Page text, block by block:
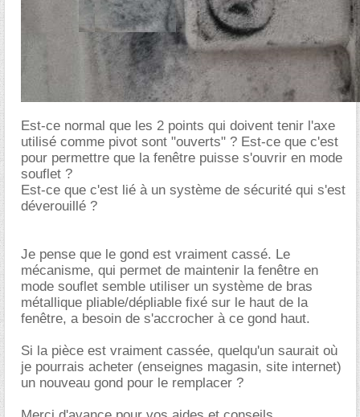
Est-ce normal que les 2 points qui doivent tenir l'axe
utilisé comme pivot sont "ouverts" ? Est-ce que c'est
pour permettre que la fenêtre puisse s'ouvrir en mode
souflet ?
Est-ce que c'est lié à un système de sécurité qui s'est
déverouillé ?
Je pense que le gond est vraiment cassé. Le
mécanisme, qui permet de maintenir la fenêtre en
mode souflet semble utiliser un système de bras
métallique pliable/dépliable fixé sur le haut de la
fenêtre, a besoin de s'accrocher à ce gond haut.
Si la pièce est vraiment cassée, quelqu'un saurait où
je pourrais acheter (enseignes magasin, site internet)
un nouveau gond pour le remplacer ?